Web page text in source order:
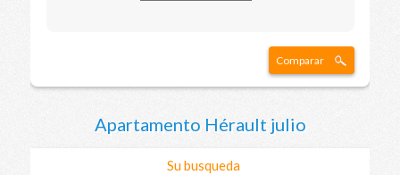
Comparar
Apartamento Hérault julio
Su busqueda